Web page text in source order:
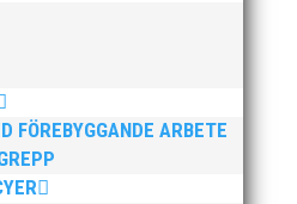
FÖREBYGGANDE ARBETE
oss MAI:re betyder det olika
befinner sig i
en liten sammanfattning
i vår anrika förening om hur
olika verksamhetsben.